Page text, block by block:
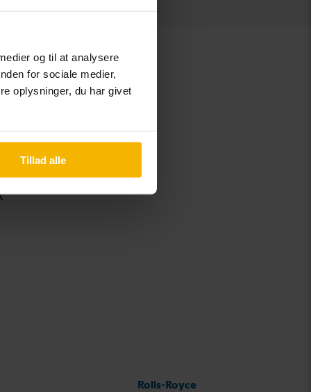
og til at analysere
for sociale medier,
oplysninger, du har givet
Tillad alle
Rolls-Royce